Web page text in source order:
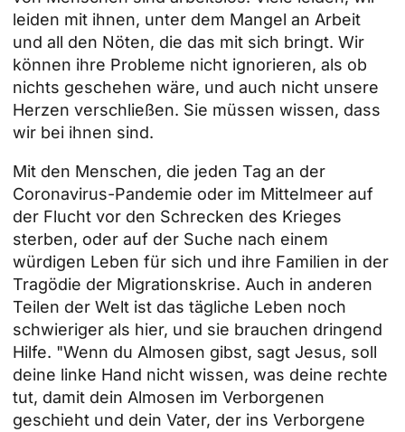
leiden mit ihnen, unter dem Mangel an Arbeit
und all den Nöten, die das mit sich bringt. Wir
können ihre Probleme nicht ignorieren, als ob
nichts geschehen wäre, und auch nicht unsere
Herzen verschließen. Sie müssen wissen, dass
wir bei ihnen sind.
Mit den Menschen, die jeden Tag an der
Coronavirus-Pandemie oder im Mittelmeer auf
der Flucht vor den Schrecken des Krieges
sterben, oder auf der Suche nach einem
würdigen Leben für sich und ihre Familien in der
Tragödie der Migrationskrise. Auch in anderen
Teilen der Welt ist das tägliche Leben noch
schwieriger als hier, und sie brauchen dringend
Hilfe. "Wenn du Almosen gibst, sagt Jesus, soll
deine linke Hand nicht wissen, was deine rechte
tut, damit dein Almosen im Verborgenen
geschieht und dein Vater, der ins Verborgene